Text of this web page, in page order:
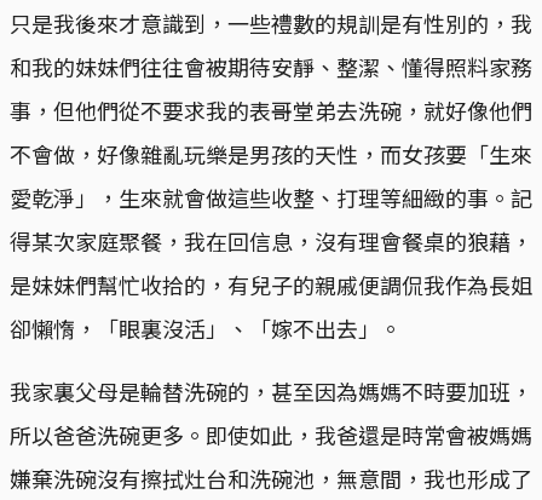
只是我後來才意識到，一些禮數的規訓是有性別的，我
和我的妹妹們往往會被期待安靜、整潔、懂得照料家務
事，但他們從不要求我的表哥堂弟去洗碗，就好像他們
不會做，好像雜亂玩樂是男孩的天性，而女孩要「生來
愛乾淨」，生來就會做這些收整、打理等細緻的事。記
得某次家庭聚餐，我在回信息，沒有理會餐桌的狼藉，
是妹妹們幫忙收拾的，有兒子的親戚便調侃我作為長姐
卻懶惰，「眼裏沒活」、「嫁不出去」。
我家裏父母是輪替洗碗的，甚至因為媽媽不時要加班，
所以爸爸洗碗更多。即使如此，我爸還是時常會被媽媽
嫌棄洗碗沒有擦拭灶台和洗碗池，無意間，我也形成了